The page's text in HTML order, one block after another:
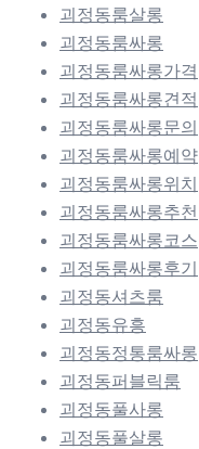
괴정동룸살롱
괴정동룸싸롱
괴정동룸싸롱가격
괴정동룸싸롱견적
괴정동룸싸롱문의
괴정동룸싸롱예약
괴정동룸싸롱위치
괴정동룸싸롱추천
괴정동룸싸롱코스
괴정동룸싸롱후기
괴정동셔츠룸
괴정동유흥
괴정동정통룸싸롱
괴정동퍼블릭룸
괴정동풀사롱
괴정동풀살롱